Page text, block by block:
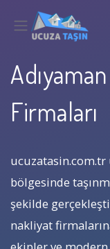
Firmaları
ucuzatasin.com.tr
bölgesinde
şekilde
nakliyat